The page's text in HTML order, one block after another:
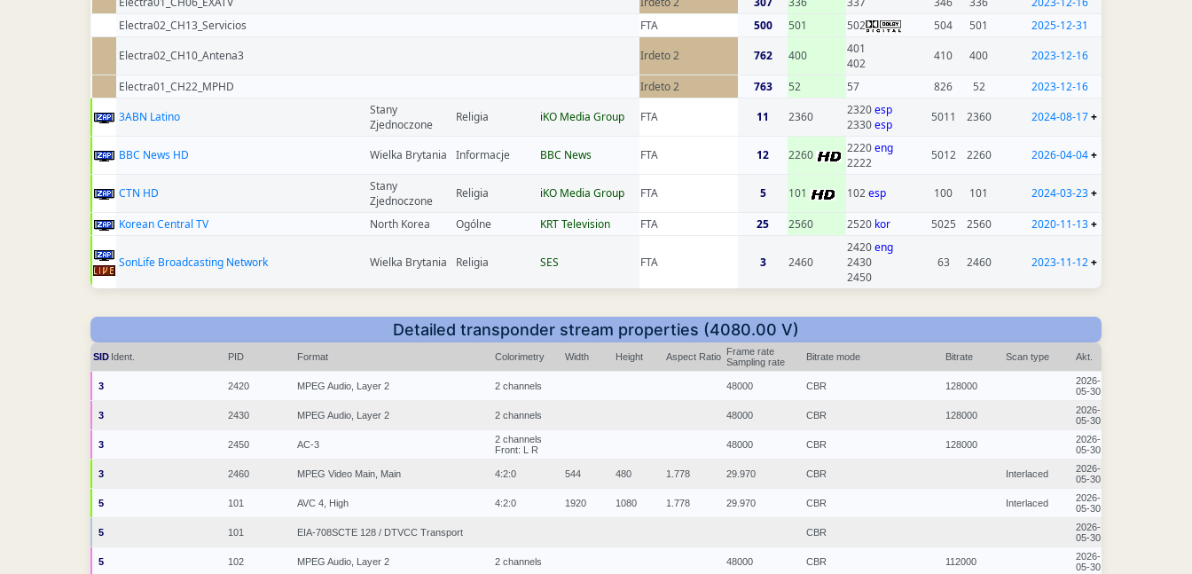
Electra02_CH13_Servicios
FTA 500 501 502 504 501
2025-12-31
Electra02_CH10_Antena3
Irdeto 2 762 400
401
402
410 400 2023-12-16
Electra01_CH22_MPHD Irdeto 2 763 52 57 826 52
2023-12-16
3ABN Latino
Stany
Zjednoczone
Religia iKO Media Group FTA 11 2360 2320esp
2330esp
5011 2360 2024-08-17+
BBC News HD Wielka Brytania Informacje BBC News FTA 12 2260 2220eng
2222
5012 2260 2026-04-04+
CTN HD
Stany
Zjednoczone
Religia iKO Media Group FTA 5 101 102esp 100 101 2024-03-23+
Korean Central TV North Korea Ogólne KRT Television FTA 25 2560 2520 kor 5025 2560 2020-11-13+
SonLife Broadcasting Network Wielka Brytania Religia SES FTA 3 2460
2420eng
2430
2450
63 2460 2023-11-12+
Detailed transponder stream properties (4080.00 V)
SID Ident. PID Format Colorimetry Width Height Aspect Ratio
Frame rate
Sampling rate
Bitrate mode Bitrate Scan type Akt.
3 2420 MPEG Audio, Layer 2 2 channels 48000 CBR 128000
2026-
05-30
3 2430 MPEG Audio, Layer 2 2 channels 48000 CBR 128000
2026-
05-30
3 2450 AC-3
2 channels
Front: L R
48000 CBR 128000
2026-
05-30
3 2460 MPEG Video Main, Main 4:2:0 544 480 1.778 29.970 CBR Interlaced
2026-
05-30
5 101 AVC 4, High 4:2:0 1920 1080 1.778 29.970 CBR Interlaced
2026-
05-30
5 101 EIA-708SCTE 128 / DTVCC Transport CBR
2026-
05-30
5 102 MPEG Audio, Layer 2 2 channels 48000 CBR 112000
2026-
05-30